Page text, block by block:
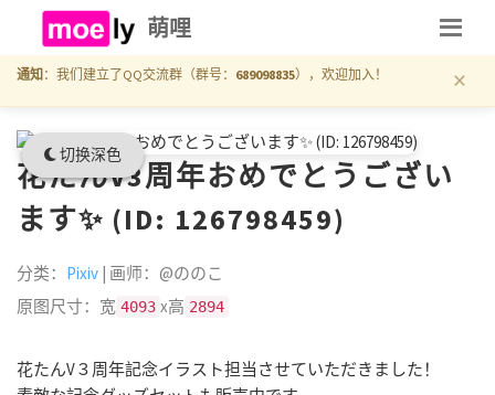
切换深色
萌哩
通知 ：我们建立了QQ交流群（群号： 689098835），欢迎加入！ ×
花たんV3周年おめでとうござい
ます✨ (ID: 126798459)
分类： Pixiv | 画师：@ののこ
原图尺寸：宽 4093 x高 2894
花たんV３周年記念イラスト担当させていただきました！